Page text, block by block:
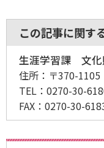
この記事に関す
生涯学習課 文化
住所： 〒370-
TEL： 0270-30-
FAX： 0270-30-